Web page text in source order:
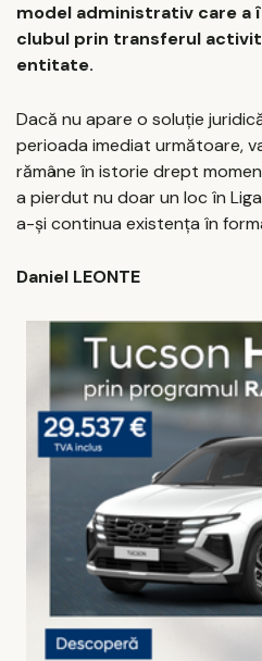
model administrativ care a
clubul prin transferul
entitate.
Dacă nu apare o soluție
perioada imediat următoare,
rămâne în istorie drept
a pierdut nu doar un loc în
a-și continua existența în
Daniel LEONTE